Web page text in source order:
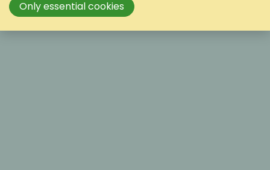
Only essential cookies